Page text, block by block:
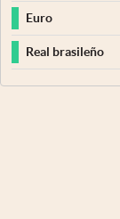
Euro
Real brasileño